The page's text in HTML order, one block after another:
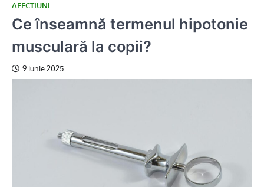
AFECTIUNI
Ce înseamnă termenul hipotonie
musculară la copii?
9 iunie 2025